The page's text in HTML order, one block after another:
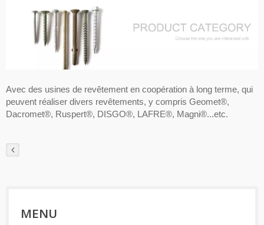
Avec des usines de revêtement en coopération à long terme, qui
peuvent réaliser divers revêtements, y compris Geomet®,
Dacromet®, Ruspert®, DISGO®, LAFRE®, Magni®...etc.
MENU